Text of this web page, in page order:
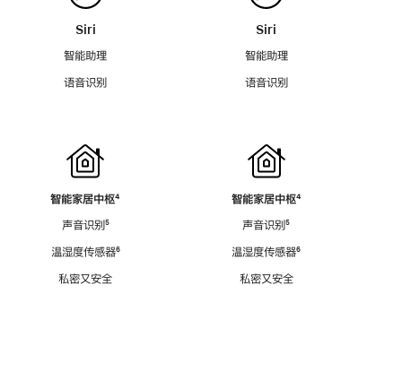
Siri
智能助理
语音识别
智能家居中枢脚
⁴
声音识别脚
⁵
温湿度传感器脚
⁶
私密又安全
Siri
智能助理
语音识别
智能家居中枢脚
⁴
声音识别脚
⁵
温湿度传感器脚
⁶
私密又安全